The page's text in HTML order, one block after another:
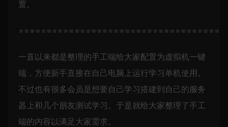
置。
一直以来都是整理的手工端给大家配置为虚拟机一键
端，方便新手直接在自己电脑上运行学习单机使用。
不过也有很多会员是想要自己学习搭建到自己的服务
器上和几个朋友测试学习。于是就给大家整理了手工
端的内容以满足大家需求。